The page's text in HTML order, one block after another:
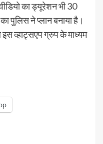
का ड्यूरेशन भी 30
ने प्लान बनाया है।
व्हाट्सएप ग्रुप के माध्यम